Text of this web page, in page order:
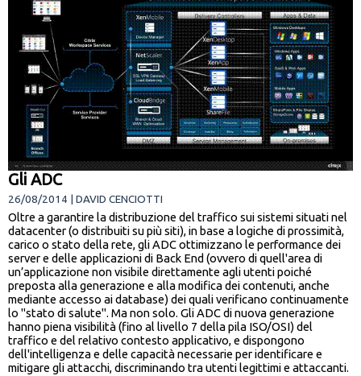
Gli ADC
26/08/2014 | DAVID CENCIOTTI
Oltre a garantire la distribuzione del traffico sui sistemi situati nel
datacenter (o distribuiti su più siti), in base a logiche di prossimità,
carico o stato della rete, gli ADC ottimizzano le performance dei
server e delle applicazioni di Back End (ovvero di quell'area di
un’applicazione non visibile direttamente agli utenti poiché
preposta alla generazione e alla modifica dei contenuti, anche
mediante accesso ai database) dei quali verificano continuamente
lo "stato di salute". Ma non solo. Gli ADC di nuova generazione
hanno piena visibilità (fino al livello 7 della pila ISO/OSI) del
traffico e del relativo contesto applicativo, e dispongono
dell'intelligenza e delle capacità necessarie per identificare e
mitigare gli attacchi, discriminando tra utenti legittimi e attaccanti.